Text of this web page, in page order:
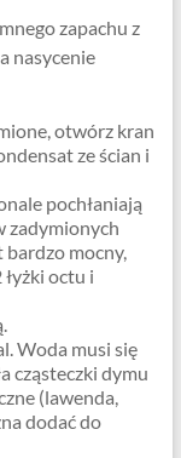
zapachu z
nasycenie
otwórz kran
ze ścian i
pochłaniają
zadymionych
bardzo mocny,
octu i
Woda musi się
cząsteczki dymu
(lawenda,
dodać do